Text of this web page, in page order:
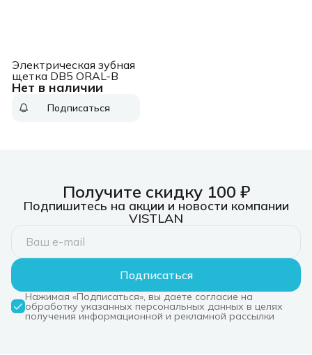
Нет в наличии
Электрическая зубная
щетка DB5 ORAL-B
Подписаться
Получите скидку 100 ₽
Подпишитесь на акции и новости компании
VISTLAN
Подписаться
Нажимая «Подписаться», вы даете согласие на
обработку указанных персональных данных в целях
получения информационной и рекламной рассылки